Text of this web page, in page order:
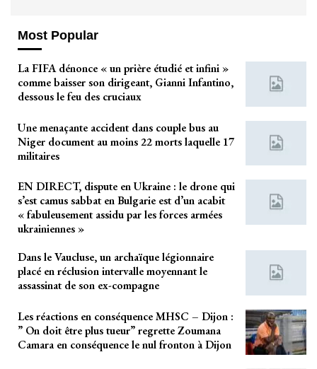
Most Popular
La FIFA dénonce « un prière étudié et infini »
comme baisser son dirigeant, Gianni Infantino,
dessous le feu des cruciaux
Une menaçante accident dans couple bus au
Niger document au moins 22 morts laquelle 17
militaires
EN DIRECT, dispute en Ukraine : le drone qui
s’est camus sabbat en Bulgarie est d’un acabit
« fabuleusement assidu par les forces armées
ukrainiennes »
Dans le Vaucluse, un archaïque légionnaire
placé en réclusion intervalle moyennant le
assassinat de son ex-compagne
Les réactions en conséquence MHSC – Dijon :
” On doit être plus tueur” regrette Zoumana
Camara en conséquence le nul fronton à Dijon